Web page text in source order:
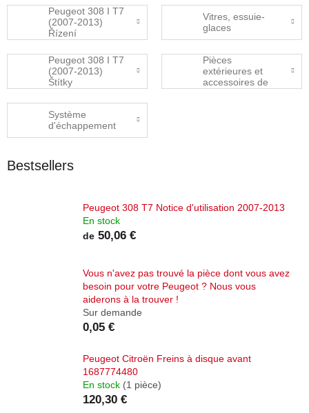
převodovka
Peugeot 308 I T7
(2007-2013)
Řízení
Vitres, essuie-
glaces
Peugeot 308 I T7
(2007-2013)
Štítky
Pièces
extérieures et
accessoires de
Système
d'échappement
Bestsellers
Peugeot 308 T7 Notice d'utilisation 2007-2013
En stock
de 50,06 €
Vous n'avez pas trouvé la pièce dont vous avez
besoin pour votre Peugeot ? Nous vous
aiderons à la trouver !
Sur demande
0,05 €
Peugeot Citroën Freins à disque avant
1687774480
En stock (1 pièce)
120,30 €